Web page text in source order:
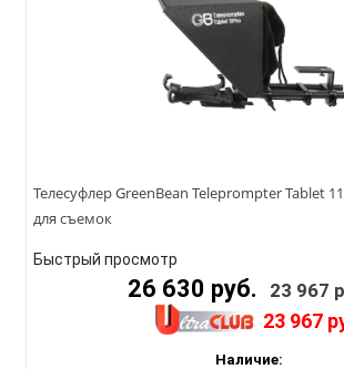
Телесуфлер GreenBean Teleprompter Tablet
для съемок
Быстрый просмотр
26 630 руб. 23 967
23 967
Наличие: